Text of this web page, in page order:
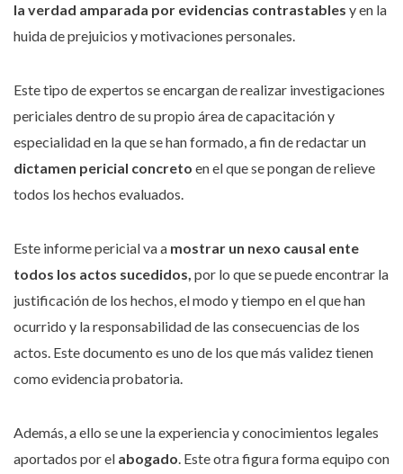
la verdad amparada por evidencias contrastables y en la
huida de prejuicios y motivaciones personales.
Este tipo de expertos se encargan de realizar investigaciones
periciales dentro de su propio área de capacitación y
especialidad en la que se han formado, a fin de redactar un
dictamen pericial concreto en el que se pongan de relieve
todos los hechos evaluados.
Este informe pericial va a mostrar un nexo causal ente
todos los actos sucedidos, por lo que se puede encontrar la
justificación de los hechos, el modo y tiempo en el que han
ocurrido y la responsabilidad de las consecuencias de los
actos. Este documento es uno de los que más validez tienen
como evidencia probatoria.
Además, a ello se une la experiencia y conocimientos legales
aportados por el abogado. Este otra figura forma equipo con